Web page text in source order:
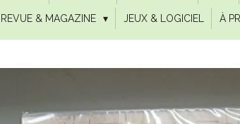
REVUE & MAGAZINE JEUX & LOGICIEL À